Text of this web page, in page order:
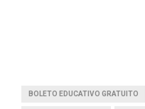
BOLETO EDUCATIVO GRATUITO